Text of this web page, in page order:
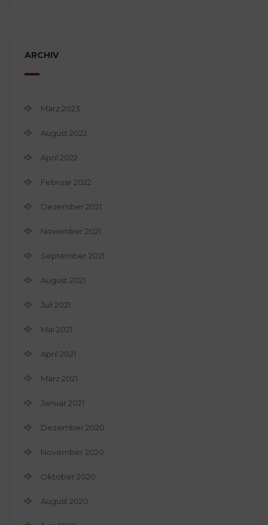
ARCHIV
März 2023
August 2022
April 2022
Februar 2022
Dezember 2021
November 2021
September 2021
August 2021
Juli 2021
Mai 2021
April 2021
März 2021
Januar 2021
Dezember 2020
November 2020
Oktober 2020
August 2020